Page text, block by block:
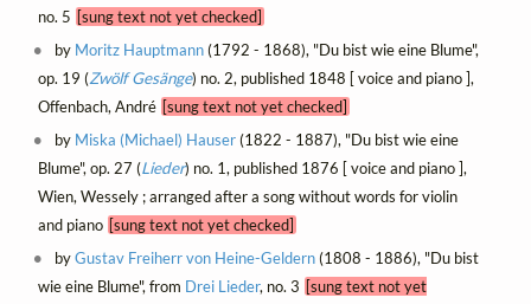
no. 5 [sung text not yet checked]
by Moritz Hauptmann(1792 - 1868), "Du bist wie eine Blume",
op. 19 (Zwölf Gesänge) no. 2, published 1848 [ voice and piano ],
Offenbach, André [sung text not yet checked]
by Miska (Michael) Hauser(1822 - 1887), "Du bist wie eine
Blume", op. 27 (Lieder) no. 1, published 1876 [ voice and piano ],
Wien, Wessely ; arranged after a song without words for violin
and piano [sung text not yet checked]
byGustav Freiherr von Heine-Geldern(1808 - 1886), "Du bist
wie eine Blume", from Drei Lieder, no. 3 [sung text not yet